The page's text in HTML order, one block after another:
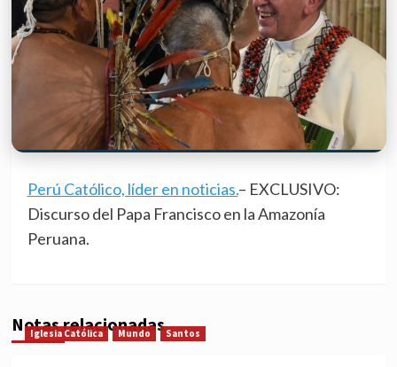
Perú Católico, líder en noticias.– EXCLUSIVO:
Discurso del Papa Francisco en la Amazonía
Peruana.
Notas relacionadas
Iglesia Católica Mundo Santos